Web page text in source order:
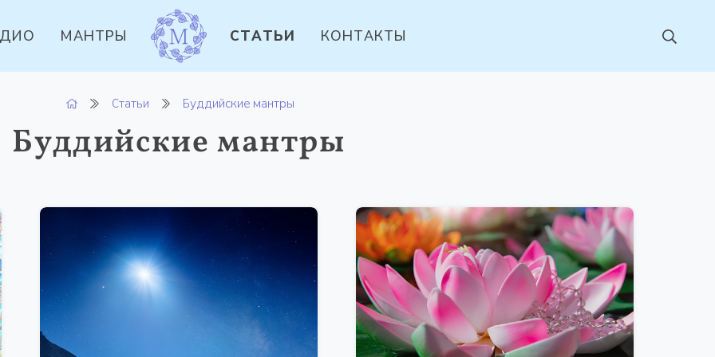
МАНТРЫ СТАТЬИ КОНТАКТЫ
Статьи Буддийские мантры
Буддийские мантры